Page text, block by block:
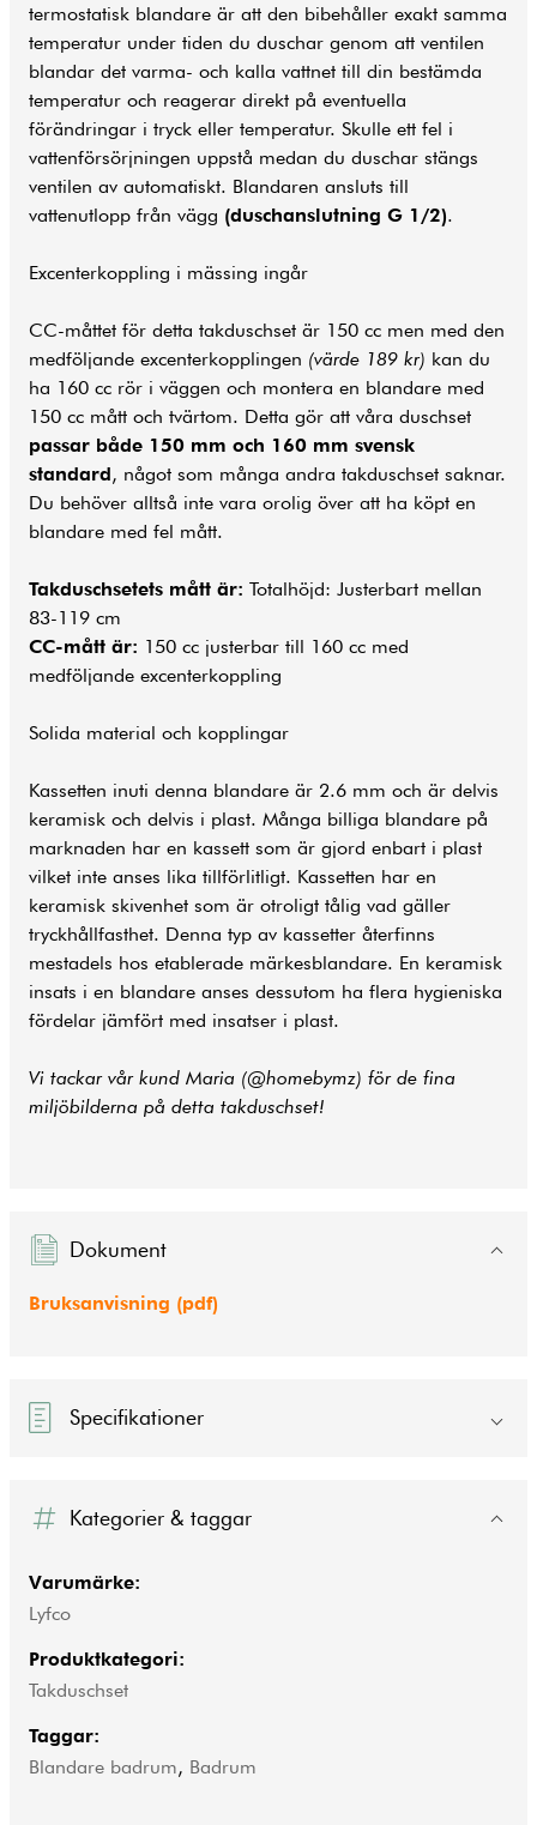
termostatisk blandare är att den bibehåller exakt samma
temperatur under tiden du duschar genom att ventilen
blandar det varma- och kalla vattnet till din bestämda
temperatur och reagerar direkt på eventuella
förändringar i tryck eller temperatur. Skulle ett fel i
vattenförsörjningen uppstå medan du duschar stängs
ventilen av automatiskt. Blandaren ansluts till
vattenutlopp från vägg (duschanslutning G 1/2).
Excenterkoppling i mässing ingår
CC-måttet för detta takduschset är 150 cc men med den
medföljande excenterkopplingen (värde 189 kr) kan du
ha 160 cc rör i väggen och montera en blandare med
150 cc mått och tvärtom. Detta gör att våra duschset
passar både 150 mm och 160 mm svensk
standard, något som många andra takduschset saknar.
Du behöver alltså inte vara orolig över att ha köpt en
blandare med fel mått.
Takduschsetets mått är: Totalhöjd: Justerbart mellan
83-119 cm
CC-mått är: 150 cc justerbar till 160 cc med
medföljande excenterkoppling
Solida material och kopplingar
Kassetten inuti denna blandare är 2.6 mm och är delvis
keramisk och delvis i plast. Många billiga blandare på
marknaden har en kassett som är gjord enbart i plast
vilket inte anses lika tillförlitligt. Kassetten har en
keramisk skivenhet som är otroligt tålig vad gäller
tryckhållfasthet. Denna typ av kassetter återfinns
mestadels hos etablerade märkesblandare. En keramisk
insats i en blandare anses dessutom ha flera hygieniska
fördelar jämfört med insatser i plast.
Vi tackar vår kund Maria (@homebymz) för de fina
miljöbilderna på detta takduschset!
Dokument
Bruksanvisning (pdf)
Specifikationer
Kategorier & taggar
Varumärke:
Lyfco
Produktkategori:
Takduschset
Taggar:
Blandare badrum, Badrum